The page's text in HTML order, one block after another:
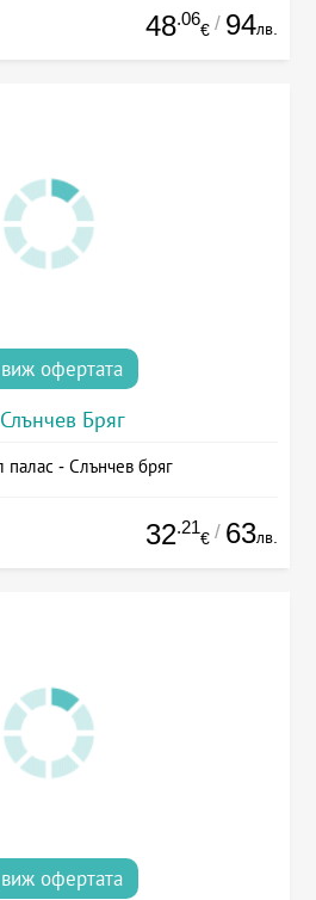
48.06
€ / 94лв.
виж офертата
Слънчев Бряг
палас - Слънчев бряг
32.21
€ / 63лв.
виж офертата